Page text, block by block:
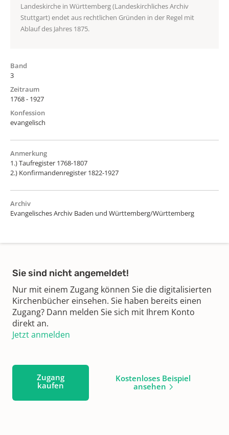
Landeskirche in Württemberg (Landeskirchliches Archiv
Stuttgart) endet aus rechtlichen Gründen in der Regel mit
Ablauf des Jahres 1875.
Band
3
Zeitraum
1768 - 1927
Konfession
evangelisch
Anmerkung
1.) Taufregister 1768-1807
2.) Konfirmandenregister 1822-1927
Archiv
Evangelisches Archiv Baden und Württemberg/Württemberg
Sie sind nicht angemeldet!
Nur mit einem Zugang können Sie die digitalisierten
Kirchenbücher einsehen. Sie haben bereits einen
Zugang? Dann melden Sie sich mit Ihrem Konto
direkt an.
Jetzt anmelden
Zugang
kaufen
Kostenloses Beispiel
ansehen